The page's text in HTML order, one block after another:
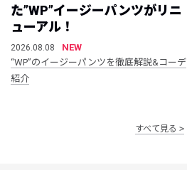
た”WP”イージーパンツがリニ
ューアル！
2026.08.08
NEW
“WP”のイージーパンツを徹底解説&コーデ
紹介
すべて見る